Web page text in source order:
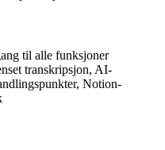
til alle funksjoner
transkripsjon, AI-
Notion-